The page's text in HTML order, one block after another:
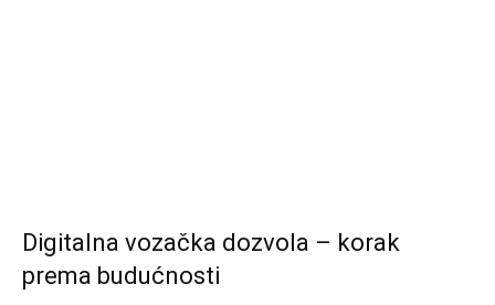
Digitalna vozačka dozvola – korak
prema budućnosti